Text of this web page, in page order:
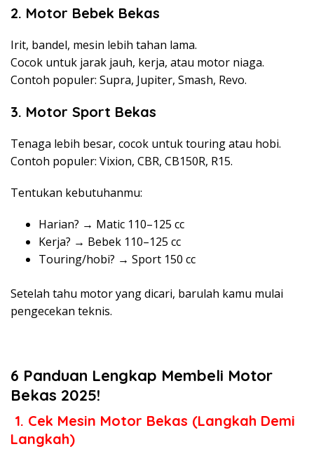
2. Motor Bebek Bekas
Irit, bandel, mesin lebih tahan lama.
Cocok untuk jarak jauh, kerja, atau motor niaga.
Contoh populer: Supra, Jupiter, Smash, Revo.
3. Motor Sport Bekas
Tenaga lebih besar, cocok untuk touring atau hobi.
Contoh populer: Vixion, CBR, CB150R, R15.
Tentukan kebutuhanmu:
Harian? → Matic 110–125 cc
Kerja? → Bebek 110–125 cc
Touring/hobi? → Sport 150 cc
Setelah tahu motor yang dicari, barulah kamu mulai
pengecekan teknis.
6 Panduan Lengkap Membeli Motor
Bekas 2025!
1. Cek Mesin Motor Bekas (Langkah Demi
Langkah)